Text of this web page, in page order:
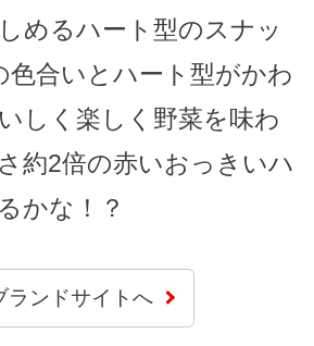
めるハート型のスナッ
色合いとハート型がかわ
しく楽しく野菜を味わ
約2倍の赤いおっきいハ
かな！？
ンドサイトへ